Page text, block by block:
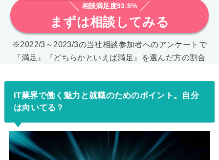
相談満足度93.5%
まずは相談してみる
※2022/3～2023/3の当社相談参加者へのアンケートで
『満足』『どちらかといえば満足』を選んだ方の割合
IT業界で働く魅力と就職のためのポイント。自分
は向いてる？